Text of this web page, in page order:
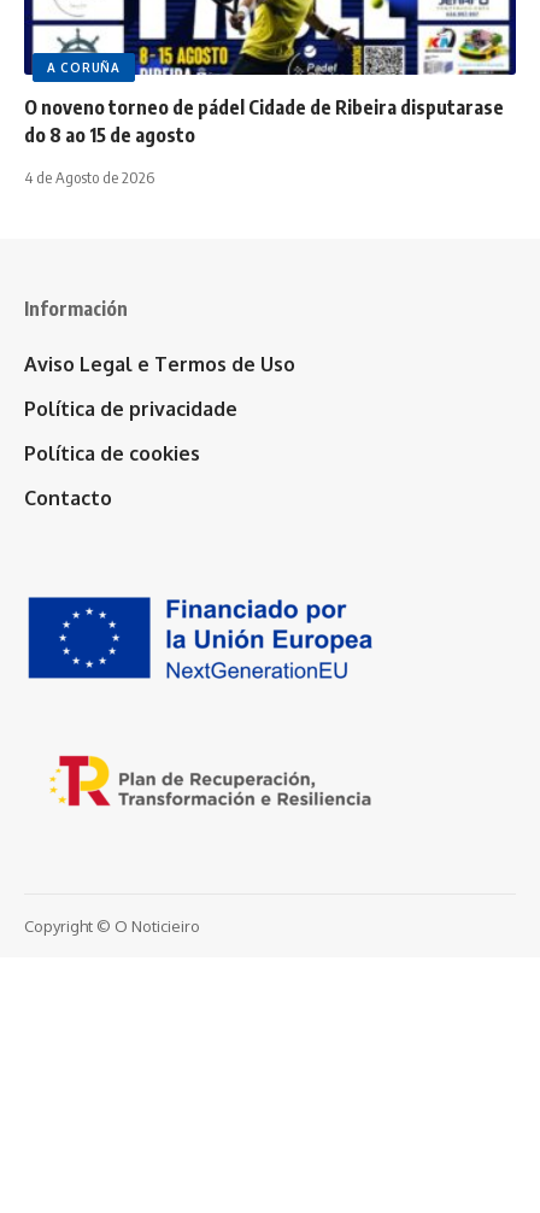
A CORUÑA
O noveno torneo de pádel Cidade de Ribeira disputarase
do 8 ao 15 de agosto
4 de Agosto de 2026
Información
Aviso Legal e Termos de Uso
Política de privacidade
Política de cookies
Contacto
Copyright © O Noticieiro